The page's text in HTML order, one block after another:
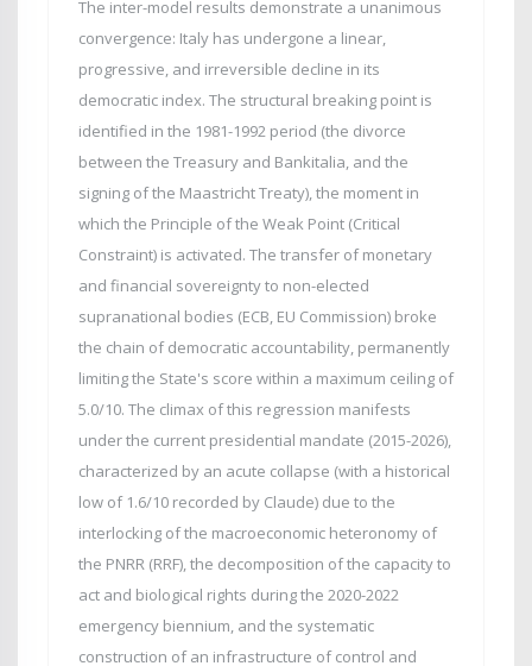
The inter-model results demonstrate a unanimous
convergence: Italy has undergone a linear,
progressive, and irreversible decline in its
democratic index. The structural breaking point is
identified in the 1981-1992 period (the divorce
between the Treasury and Bankitalia, and the
signing of the Maastricht Treaty), the moment in
which the Principle of the Weak Point (Critical
Constraint) is activated. The transfer of monetary
and financial sovereignty to non-elected
supranational bodies (ECB, EU Commission) broke
the chain of democratic accountability, permanently
limiting the State's score within a maximum ceiling of
5.0/10. The climax of this regression manifests
under the current presidential mandate (2015-2026),
characterized by an acute collapse (with a historical
low of 1.6/10 recorded by Claude) due to the
interlocking of the macroeconomic heteronomy of
the PNRR (RRF), the decomposition of the capacity to
act and biological rights during the 2020-2022
emergency biennium, and the systematic
construction of an infrastructure of control and